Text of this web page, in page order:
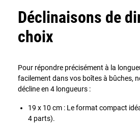
Déclinaisons de
choix
Pour répondre précisément à la
facilement dans vos boîtes à bûches,
décline en 4 longueurs :
19 x 10 cm : Le format compact
4 parts).